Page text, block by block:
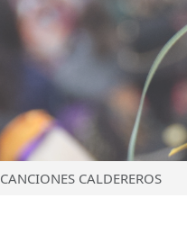
CANCIONES CALDEREROS